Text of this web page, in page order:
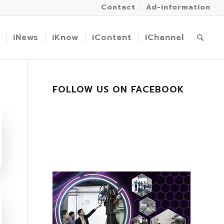
Contact Ad-information
iNews iKnow iContent iChannel
FOLLOW US ON FACEBOOK